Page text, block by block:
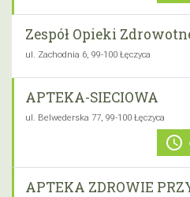
Zespół Opieki
ul. Zachodnia 6, 99-100 Łęczyca
APTEKA-SIECIOWA
ul. Belwederska 77, 99-100 Łęczyca
schedule
APTEKA ZDROWIE